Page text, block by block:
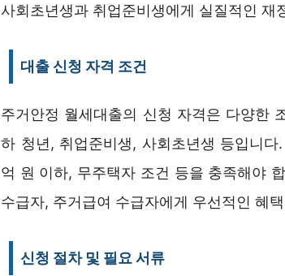
사회초년생과 취업준비생에게 실질적인 재
대출 신청 자격 조건
주거안정 월세대출의 신청 자격은 다양한
하 청년, 취업준비생, 사회초년생 등입니
억 원 이하, 무주택자 조건 등을 충족해야
수급자, 주거급여 수급자에게 우선적인 혜
신청 절차 및 필요 서류